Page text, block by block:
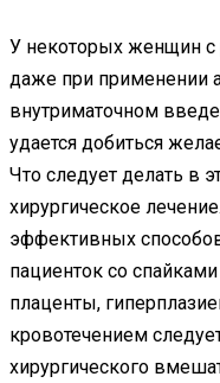
У некоторых женщин
даже при применении
внутриматочном
удается добиться
Что следует делать в
хирургическое
эффективных
пациенток со
плаценты,
кровотечением
хирургического